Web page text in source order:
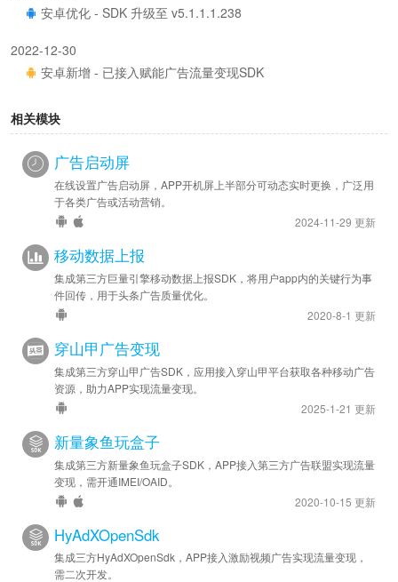
安卓优化 - SDK 升级至 v5.1.1.1.238
2022-12-30
安卓新增 - 已接入赋能广告流量变现SDK
相关模块
广告启动屏
在线设置广告启动屏，APP开机屏上半部分可动态实时更换，广泛用
于各类广告或活动营销。
2024-11-29 更新
移动数据上报
集成第三方巨量引擎移动数据上报SDK，将用户app内的关键行为事
件回传，用于头条广告质量优化。
2020-8-1 更新
穿山甲广告变现
集成第三方穿山甲广告SDK，应用接入穿山甲平台获取各种移动广告
资源，助力APP实现流量变现。
2025-1-21 更新
新量象鱼玩盒子
集成第三方新量象鱼玩盒子SDK，APP接入第三方广告联盟实现流量
变现，需开通IMEI/OAID。
2020-10-15 更新
HyAdXOpenSdk
集成三方HyAdXOpenSdk，APP接入激励视频广告实现流量变现，
需二次开发。